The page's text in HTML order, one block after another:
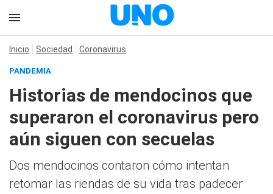
Inicio Sociedad Coronavirus
PANDEMIA
Historias de mendocinos que
superaron el coronavirus pero
aún siguen con secuelas
Dos mendocinos contaron cómo intentan
retomar las riendas de su vida tras padecer